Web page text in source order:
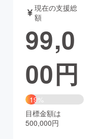
音楽
ゲーム・
書籍・雑誌
チャレンジ
現在の支援総
額
99,0
00円
19%
目標金額は
500,000円